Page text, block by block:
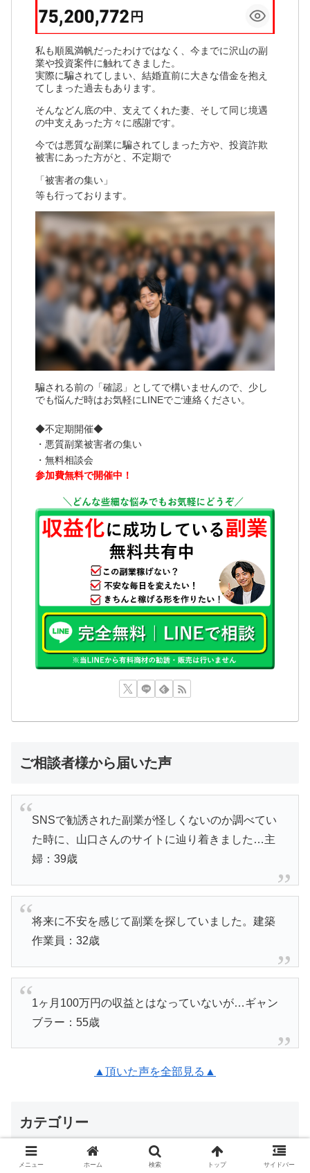
私も順風満帆だったわけではなく、今までに沢山の副
業や投資案件に触れてきました。
実際に騙されてしまい、結婚直前に大きな借金を抱え
てしまった過去もあります。
そんなどん底の中、支えてくれた妻、そして同じ境遇
の中支えあった方々に感謝です。
今では悪質な副業に騙されてしまった方や、投資詐欺
被害にあった方がと、不定期で
「被害者の集い」
等も行っております。
騙される前の「確認」としてで構いませんので、少し
でも悩んだ時はお気軽にLINEでご連絡ください。
◆不定期開催◆
・悪質副業被害者の集い
・無料相談会
参加費無料で開催中！
ご相談者様から届いた声
SNSで勧誘された副業が怪しくないのか調べてい
た時に、山口さんのサイトに辿り着きました…主
婦：39歳
将来に不安を感じて副業を探していました。建築
作業員：32歳
1ヶ月100万円の収益とはなっていないが…ギャン
ブラー：55歳
▲頂いた声を全部見る▲
カテゴリー
メニュー ホーム 検索 トップ サイドバー